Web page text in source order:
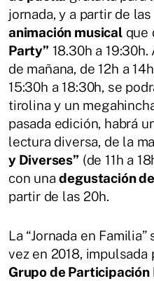
jornada, y a partir de
animación musicalque
Party” 18.30h a
de mañana, de 12h a
15:30h a 18:30h, se
tirolina y un
pasada edición, habrá
lectura diversa, de la
y Diverses” (de 11h a
con unadegustación
partir de las 20h.
La “Jornada en
vez en 2018,
Grupo de